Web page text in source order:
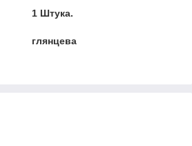
1 Штука.
глянцева